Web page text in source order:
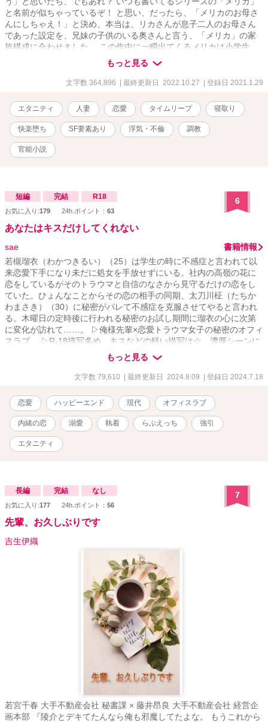
と名前が似ちゃっているぞ！ と思い、だったら、「メリカのお母さ
んにしちゃえ！」と決め、本当は、リカさんが息子二人のお母さん
であった設定を、兄妹の子供のいる奥さんと言う、「メリカ」の家
族構成に合わせました。 この作中に一瞬出てくるメリカは小学生、
つまり、数年前なので、スマホではなくて携帯、ラインではなくて
メールにしようかなと思いまして、かような結果になっております
＾＾； ・・・と書き始めたのですが、やっぱ、ちょいと長くなっち
ぇ……ッ！ 皆さん、「お気に入り」登録を是非！ 励みになるので
す！
もっと見る
文字数 364,896 | 最終更新日 2022.10.27 | 登録日 2021.1.29
エタニティ 人妻 恋愛 タイムリープ 寝取り
快楽堕ち SF要素あり 浮気・不倫 調教
官能小説
短編 完結 R18
お気に入り:179 24h.ポイント： 63
6
あなたはキスだけしてくれない
sae
書籍情報
若槻瑠衣（わかつきるい）（25）は学生の時に不感症と言われて以
来恋愛下手になり未だに処女を手放せずにいる。社内の高嶺の花に
恋をしているがそのトラウマと自信のなさから見守るだけの恋をし
ていた。ひょんなことからその恋の相手の同期、太刀川柾（たちか
わまさき）（30）に秘密がバレて不感症を克服させてやると言われ
る。木曜日の定時後に行われる秘密のお試し期間に瑠衣の心に次第
に変化が訪れて……。 ▷俺様先輩×恋愛トラウマ女子の秘密のオフィ
スラブ。 ▷R-18描写多め、キスなどの軽い描写は☆、濃厚シーンに
は☆☆表示、苦手な方はスルーしてください。
もっと見る
文字数 79,610 | 最終更新日 2024.8.09 | 登録日 2024.7.18
恋愛 ハッピーエンド 現代 オフィスラブ
内緒の恋 溺愛 執着 らぶえっち 強引
エタニティ
長編 完結 なし
お気に入り:177 24h.ポイント： 56
7
先輩、お久しぶりです
吉生伊織
若宮千春 大手不動産会社 秘書課 × 藤井昂良 大手不動産会社 経営企
画本部 『陵介とデキてたんなら俺も邪魔してたよな。 もうこれから